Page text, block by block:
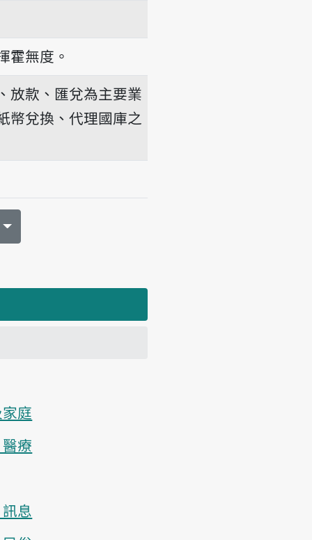
霍無度。
放款、匯兌為主要業
幣兌換、代理國庫之
庭
療
息